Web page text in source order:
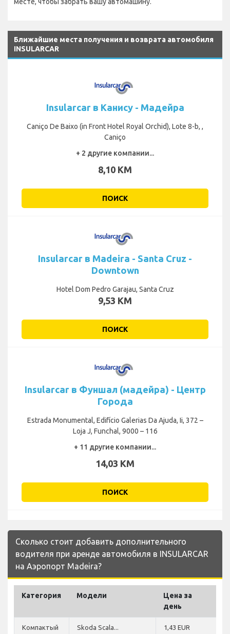
Ближайшие места получения и возврата автомобиля
INSULARCAR
Insularcar в Канису - Мадейра
Caniço De Baixo (in Front Hotel Royal Orchid), Lote 8-b, ,
Caniço
+ 2 другие компании...
8,10 KM
ПОИСК
Insularcar в Madeira - Santa Cruz -
Downtown
Hotel Dom Pedro Garajau, Santa Cruz
9,53 KM
ПОИСК
Insularcar в Фуншал (мадейра) - Центр
Города
Estrada Monumental, Edifício Galerias Da Ajuda, Ii, 372 –
Loja J, Funchal, 9000 – 116
+ 11 другие компании...
14,03 KM
ПОИСК
Сколько стоит добавить дополнительного
водителя при аренде автомобиля в INSULARCAR
на Аэропорт Madeira?
Категория Модели
Цена за
день
Компактый Skoda Scala... 1,43 EUR